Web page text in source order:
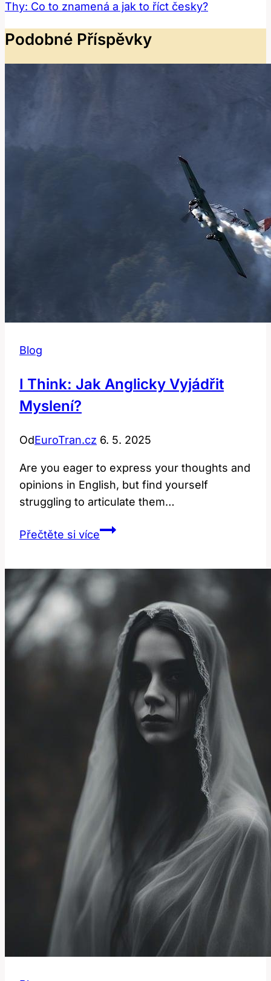
Thy: Co to znamená a jak to říct česky?
Podobné Příspěvky
Blog
I Think: Jak Anglicky Vyjádřit
Myslení?
OdEuroTran.cz 6. 5. 2025
Are you eager to express your thoughts and
opinions in English, but find yourself
struggling to articulate them…
Přečtěte si víceI
Anglicky
Vyjádřit
Myslení?